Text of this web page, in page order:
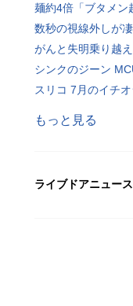
麺約4倍「ブタメン
数秒の視線外しが
がんと失明乗り越
シンクのジーン
スリコ 7月のイチ
もっと見る
ライブドアニュー